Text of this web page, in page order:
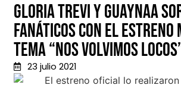
Gloria Trevi y Guaynaa
fanáticos con el estreno
tema “Nos Volvimos
23 julio 2021